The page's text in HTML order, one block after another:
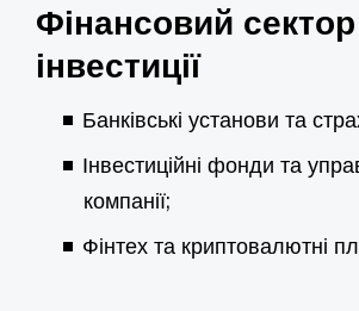
Фінансовий
інвестиції
Банківські установи та
Інвестиційні фонди та
компанії;
Фінтех та криптовалютні